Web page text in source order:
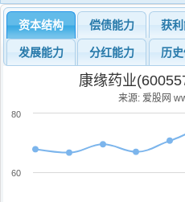
资本结构 偿债能力 获
发展能力 分红能力 历
康缘药业
来源: 爱股网
60
80